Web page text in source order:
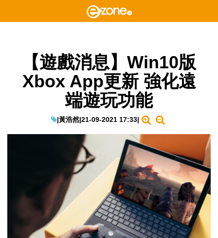
【遊戲消息】Win10版
Xbox App更新 強化遠
端遊玩功能
|黃浩然|21-09-2021 17:33|